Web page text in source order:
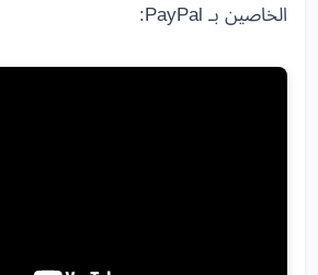
الخاصين بـ PayPal: